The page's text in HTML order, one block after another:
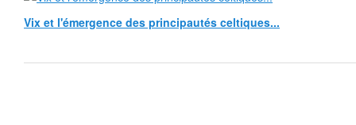
Vix et l'émergence des principautés celtiques...